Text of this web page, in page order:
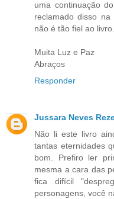
uma continuação
reclamado disso
não é tão fiel ao livro.
Muita Luz e Paz
Abraços
Responder
Jussara Neves
Não li este livro
tantas eternidades
bom. Prefiro ler
mesma a cara das
fica difícil
personagens, você